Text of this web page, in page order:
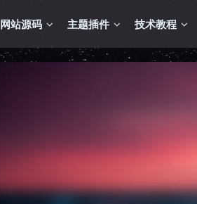
网站源码 主题插件 技术教程